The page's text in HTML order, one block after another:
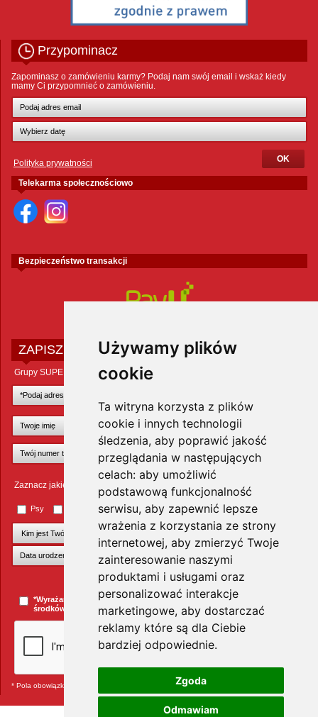
Używamy plików
cookie
Ta witryna korzysta z plików
cookie i innych technologii
śledzenia, aby poprawić jakość
przeglądania w następujących
celach: aby umożliwić
podstawową funkcjonalność
serwisu, aby zapewnić lepsze
wrażenia z korzystania ze strony
internetowej, aby zmierzyć Twoje
zainteresowanie naszymi
produktami i usługami oraz
personalizować interakcje
marketingowe, aby dostarczać
reklamy które są dla Ciebie
bardziej odpowiednie.
Zgoda
Odmawiam
Przypominacz
Zapominasz o zamówieniu karmy? Podaj nam swój email i wskaż kiedy
mamy Ci przypomnieć o zamówieniu.
Polityka prywatności
Telekarma społecznościowo
Bezpieczeństwo transakcji
ZAPISZ SIĘ DO NEWSLETTERA
Grupy SUPER ZOO POLAND Sp. z o.o.
Zaznacz jakie zwierzęta Cię interesują
Psy Małe ssaki Ptaki Inne zwierzęta
+Dodaj kolejnego pupila
*Wyrażam zgodę na przesyłanie informacji handlowych za pomocą
środków komunikacji elektronicznej. więcej »
* Pola obowiązkowe